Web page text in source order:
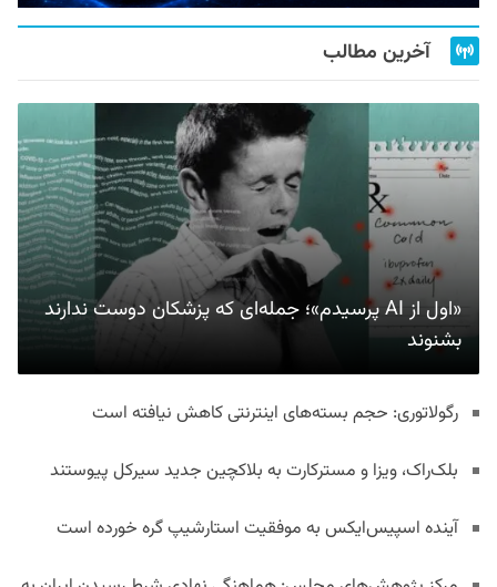
آخرین مطالب
«اول از AI پرسیدم»؛ جمله‌ای که پزشکان دوست ندارند
بشنوند
رگولاتوری: حجم بسته‌های اینترنتی کاهش نیافته است
بلک‌راک، ویزا و مسترکارت به بلاکچین جدید سیرکل پیوستند
آینده اسپیس‌ایکس به موفقیت استارشیپ گره خورده است